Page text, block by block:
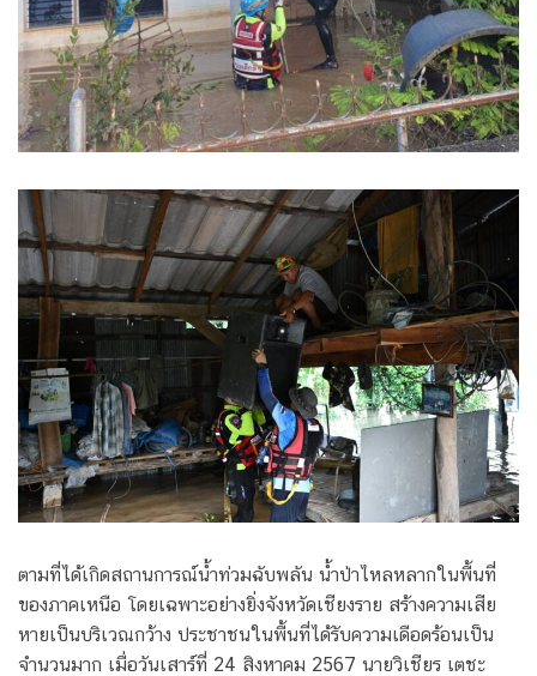
ตามที่ได้เกิดสถานการณ์น้ำท่วมฉับพลัน น้ำป่าไหลหลากในพื้นที่
ของภาคเหนือ โดยเฉพาะอย่างยิ่งจังหวัดเชียงราย สร้างความเสีย
หายเป็นบริเวณกว้าง ประชาชนในพื้นที่ได้รับความเดือดร้อนเป็น
จำนวนมาก เมื่อวันเสาร์ที่ 24 สิงหาคม 2567 นายวิเชียร เตชะ